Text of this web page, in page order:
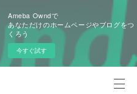
Ameba Owndで
あなただけのホームページやブログをつ
くろう
今すぐ試す